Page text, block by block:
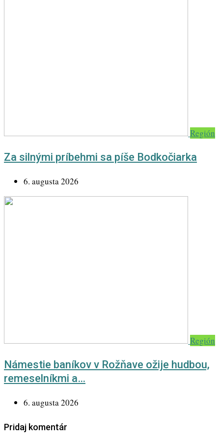
Región
Za silnými príbehmi sa píše Bodkočiarka
6. augusta 2026
Región
Námestie baníkov v Rožňave ožije hudbou,
remeselníkmi a…
6. augusta 2026
Pridaj komentár